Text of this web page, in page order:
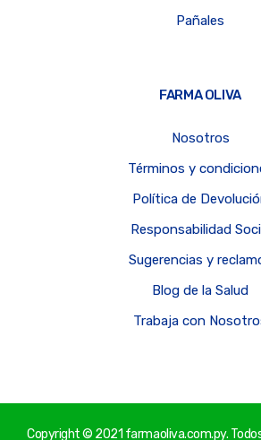
Pañales
FARMA OLIVA
Nosotros
Términos y
Política de
Responsabilidad
Sugerencias y
Blog de la Salud
Trabaja con
Copyright © 2021 farmaoliva.com.py.